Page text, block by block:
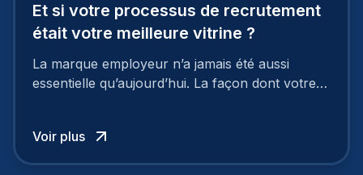
Et si votre processus de recrutement
était votre meilleure vitrine ?
La marque employeur n’a jamais été aussi
essentielle qu’aujourd’hui. La façon dont votre
à perdre les meilleurs profils.
Voir plus